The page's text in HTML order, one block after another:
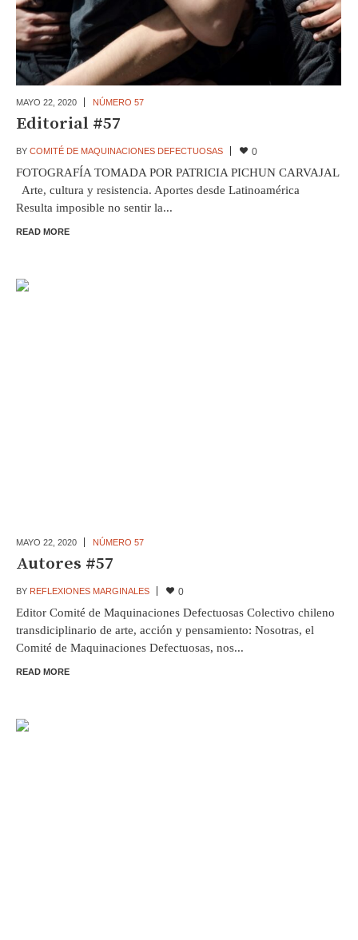
MAYO 22, 2020 NÚMERO 57
Editorial #57
BY COMITÉ DE MAQUINACIONES DEFECTUOSAS 0
FOTOGRAFÍA TOMADA POR PATRICIA PICHUN CARVAJAL
Arte, cultura y resistencia. Aportes desde Latinoamérica
Resulta imposible no sentir la...
READ MORE
MAYO 22, 2020 NÚMERO 57
Autores #57
BY REFLEXIONES MARGINALES 0
Editor Comité de Maquinaciones Defectuosas Colectivo chileno
transdiciplinario de arte, acción y pensamiento: Nosotras, el
Comité de Maquinaciones Defectuosas, nos...
READ MORE